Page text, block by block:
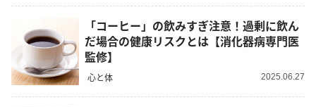
「コーヒー」の飲みすぎ注意！過剰に飲ん
だ場合の健康リスクとは【消化器病専門医
監修】
心と体 2025.06.27